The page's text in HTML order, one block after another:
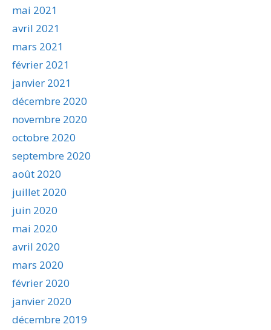
mai 2021
avril 2021
mars 2021
février 2021
janvier 2021
décembre 2020
novembre 2020
octobre 2020
septembre 2020
août 2020
juillet 2020
juin 2020
mai 2020
avril 2020
mars 2020
février 2020
janvier 2020
décembre 2019